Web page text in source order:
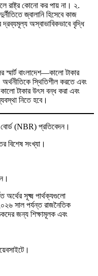
রাষ্ট্র কোনো কর পায় না। ২.
জ্বালানি হিসেবে কাজ
দ্রব্যমূল্য অস্বাভাবিকভাবে বৃদ্ধি
বাংলাদেশ—কালো টাকার
স্থিতিশীল করতে এবং
টাকার উৎস বন্ধ করা এবং
নিতে হবে।
(NBR) প্রতিবেদন।
বিশেষ সংখ্যা।
অর্থের সূক্ষ্ম পার্থক্যগুলো
সাল পর্যন্ত রাজনৈতিক
জন্য শিক্ষামূলক এবং